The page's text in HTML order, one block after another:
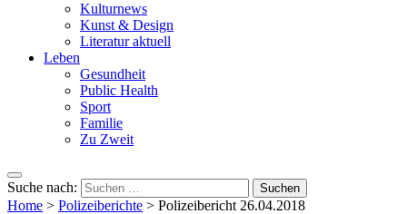
Kulturnews
Kunst & Design
Literatur aktuell
Leben
Gesundheit
Public Health
Sport
Familie
Zu Zweit
Suche nach:
Home > Polizeiberichte > Polizeibericht 26.04.2018